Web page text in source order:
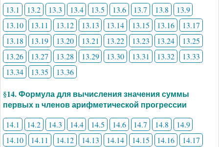
13.1 13.2 13.3 13.4 13.5 13.6 13.7 13.8
13.9
13.10
13.11 13.12 13.13 13.14 13.15 13.16
13.17
13.18
13.19 13.20 13.21 13.22 13.23 13.24
13.25
13.26
13.27 13.28 13.29 13.30 13.31 13.32
13.33
13.34
13.35 13.36
§14. Формула для вычисления значения суммы
первых n членов арифметической прогрессии
14.1 14.2 14.3 14.4 14.5 14.6 14.7 14.8
14.9
14.10
14.11 14.12 14.13 14.14 14.15 14.16 14.17